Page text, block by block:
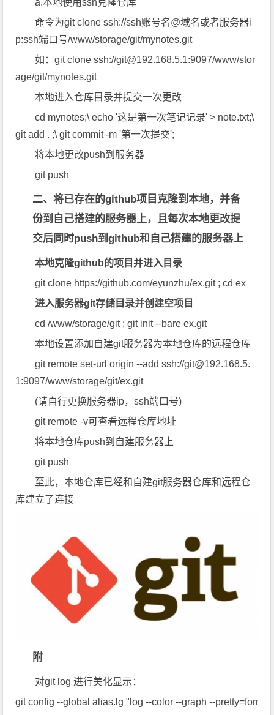
a.本地使用ssh克隆仓库
命令为git clone ssh://ssh账号名@域名或者服务器i
p:ssh端口号/www/storage/git/mynotes.git
如：git clone ssh://git@192.168.5.1:9097/www/stor
age/git/mynotes.git
本地进入仓库目录并提交一次更改
cd mynotes;\ echo '这是第一次笔记记录' > note.txt;\
git add . ;\ git commit -m '第一次提交';
将本地更改push到服务器
git push
二、将已存在的github项目克隆到本地，并备
份到自己搭建的服务器上，且每次本地更改提
交后同时push到github和自己搭建的服务器上
本地克隆github的项目并进入目录
git clone https://github.com/eyunzhu/ex.git ; cd ex
进入服务器git存储目录并创建空项目
cd /www/storage/git ; git init --bare ex.git
本地设置添加自建git服务器为本地仓库的远程仓库
git remote set-url origin --add ssh://git@192.168.5.
1:9097/www/storage/git/ex.git
(请自行更换服务器ip，ssh端口号)
git remote -v可查看远程仓库地址
将本地仓库push到自建服务器上
git push
至此，本地仓库已经和自建git服务器仓库和远程仓
库建立了连接
附
对git log 进行美化显示：
git config --global alias.lg "log --color --graph --